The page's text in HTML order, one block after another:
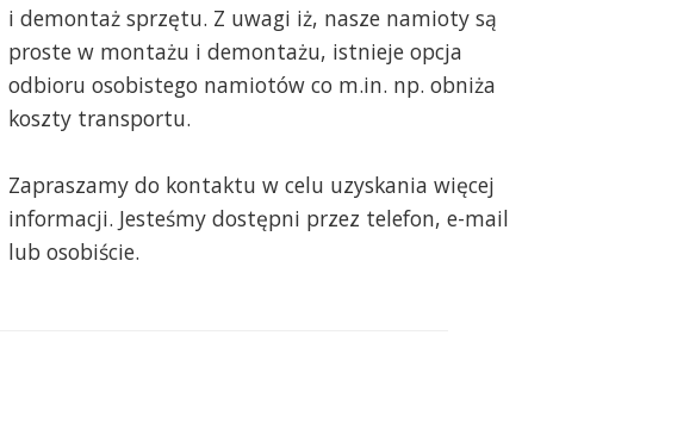
i demontaż sprzętu. Z uwagi iż, nasze namioty są
proste w montażu i demontażu, istnieje opcja
odbioru osobistego namiotów co m.in. np. obniża
koszty transportu.
Zapraszamy do kontaktu w celu uzyskania więcej
informacji. Jesteśmy dostępni przez telefon, e-mail
lub osobiście.